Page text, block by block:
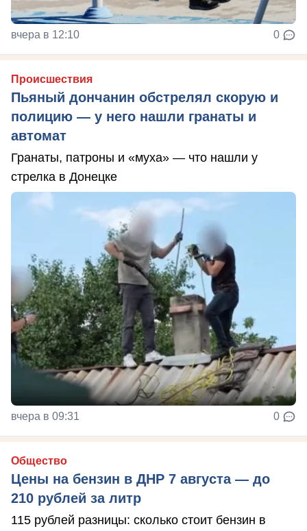
вчера в 12:10 0
Происшествия
Пьяный дончанин обстрелял скорую и
полицию — у него нашли гранаты и
автомат
Гранаты, патроны и «муха» — что нашли у
стрелка в Донецке
вчера в 09:31 0
Общество
Цены на бензин в ДНР 7 августа — до
210 рублей за литр
115 рублей разницы: сколько стоит бензин в